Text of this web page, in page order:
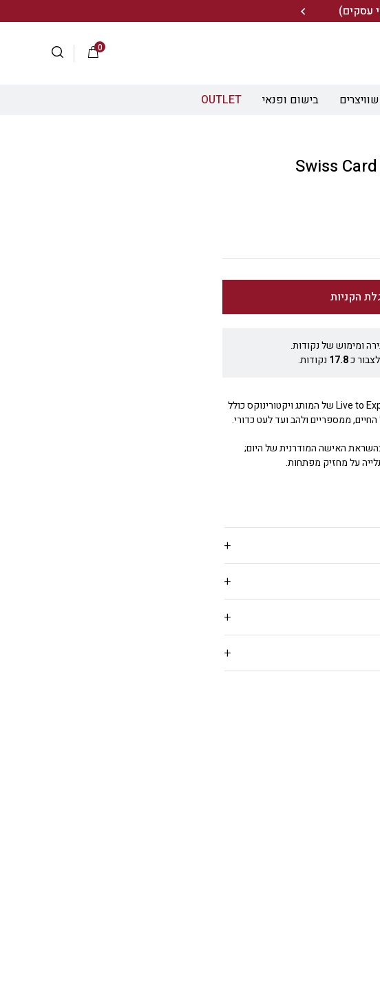
0
בישום ופנאי OUTLET
Swiss
הקניות
ומימוש של נקודות.
כ17.8 נקודות.
ה-Swiss Card Classic מקולקציית Live to Explore של המותג ויקטורינוקס כולל
האישה המודרנית של היום;
על מחזיק מפתחות.